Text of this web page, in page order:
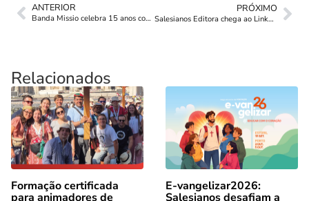
ANTERIOR
Banda Missio celebra 15 anos com concerto solidário
PRÓXIMO
Salesianos Editora chega ao Linkedin
Relacionados
Formação certificada
para animadores de
E-vangelizar2026:
Salesianos desafiam a